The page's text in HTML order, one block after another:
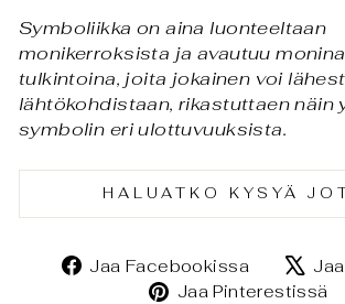
Symboliikka on aina luonteeltaan
monikerroksista ja avautuu
tulkintoina, joita jokainen voi
lähtökohdistaan, rikastuttaen näin
symbolin eri ulottuvuuksista.
HALUATKO KYSYÄ
Jaa Facebookissa
Jaa
Jaa Pinterestissä